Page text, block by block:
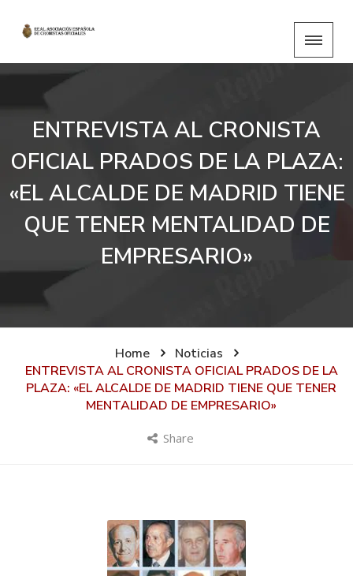
ENTREVISTA AL CRONISTA
OFICIAL PRADOS DE LA PLAZA:
«EL ALCALDE DE MADRID TIENE
QUE TENER MENTALIDAD DE
EMPRESARIO»
Home
Noticias
ENTREVISTA AL CRONISTA OFICIAL PRADOS DE LA
PLAZA: «EL ALCALDE DE MADRID TIENE QUE TENER
MENTALIDAD DE EMPRESARIO»
Share